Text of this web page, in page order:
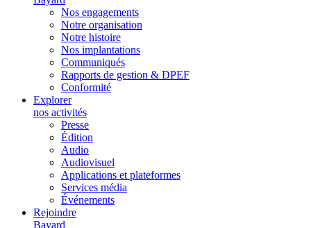
Nos engagements
Notre organisation
Notre histoire
Nos implantations
Communiqués
Rapports de gestion & DPEF
Conformité
Explorer
nos activités
Presse
Édition
Audio
Audiovisuel
Applications et plateformes
Services média
Événements
Rejoindre
Bayard